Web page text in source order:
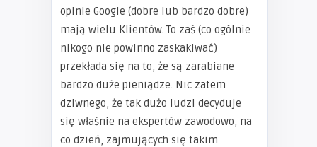
opinie Google (dobre lub bardzo dobre)
mają wielu Klientów. To zaś (co ogólnie
nikogo nie powinno zaskakiwać)
przekłada się na to, że są zarabiane
bardzo duże pieniądze. Nic zatem
dziwnego, że tak dużo ludzi decyduje
się właśnie na ekspertów zawodowo, na
co dzień, zajmujących się takim